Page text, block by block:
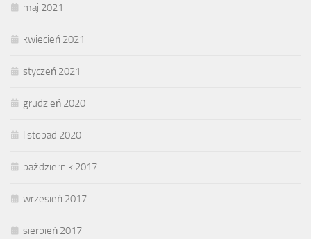
maj 2021
kwiecień 2021
styczeń 2021
grudzień 2020
listopad 2020
październik 2017
wrzesień 2017
sierpień 2017